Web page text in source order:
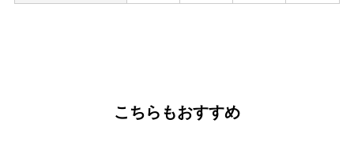
こちらもおすすめ